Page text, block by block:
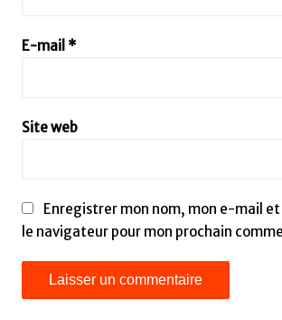
E-mail *
Site web
Enregistrer mon nom, mon e-mail
le navigateur pour mon prochain